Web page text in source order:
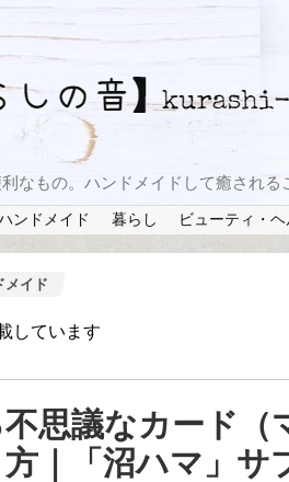
なもの。ハンドメイドして癒され
ンドメイド 暮らし ビューティ・ヘ
メイド
しています
思議なカード（
｜「沼ハマ」サ